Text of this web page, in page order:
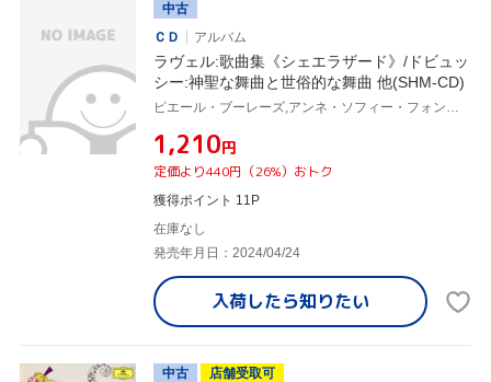
中古
ＣＤ
アルバム
ラヴェル:歌曲集《シェエラザード》/ドビュッ
シー:神聖な舞曲と世俗的な舞曲 他(SHM-CD)
ピエール・ブーレーズ,アンネ・ソフィー・フォン・オッター,アリソン・ハグリー,リサ・ウェルバウム,クリーヴランド管弦楽団
¥1,210円
定価より440円（26%）おトク
獲得ポイント 11P
在庫なし
発売年月日：2024/04/24
入荷したら知りたい
中古
店舗受取可